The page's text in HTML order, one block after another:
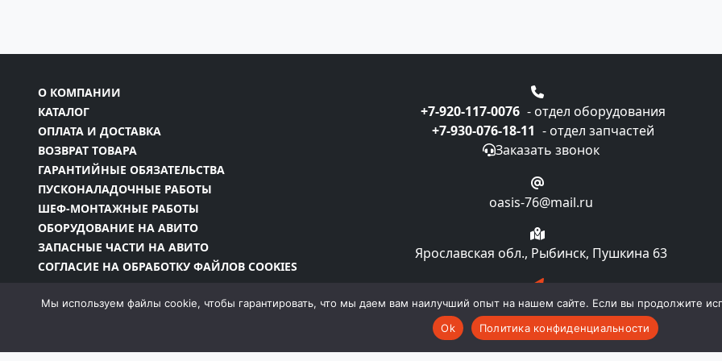
О КОМПАНИИ
КАТАЛОГ
ОПЛАТА И ДОСТАВКА
ВОЗВРАТ ТОВАРА
ГАРАНТИЙНЫЕ ОБЯЗАТЕЛЬСТВА
ПУСКОНАЛАДОЧНЫЕ РАБОТЫ
ШЕФ-МОНТАЖНЫЕ РАБОТЫ
ОБОРУДОВАНИЕ НА АВИТО
ЗАПАСНЫЕ ЧАСТИ НА АВИТО
СОГЛАСИЕ НА ОБРАБОТКУ ФАЙЛОВ COOKIES
+7-920-117-0076 - отдел оборудования
+7-930-076-18-11 - отдел запчастей
Заказать звонок
oasis-76@mail.ru
Ярославская обл., Рыбинск, Пушкина 63
Подписка на рассылку
Мы используем файлы cookie, чтобы гарантировать, что мы даем вам наилучший опыт на нашем сайте. Если вы продолжите
Ok
Политика конфиденциальности